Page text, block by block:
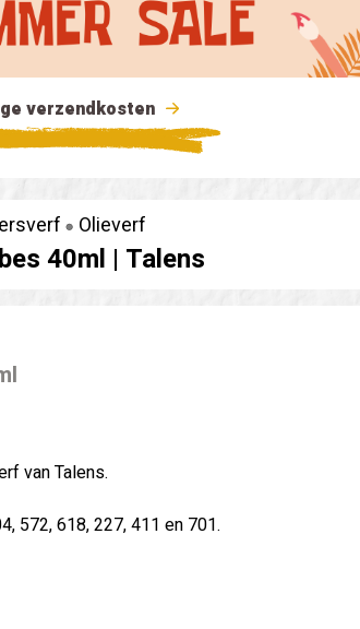
verzendkosten
Olieverf
40ml | Talens
van Talens.
572, 618, 227, 411 en 701.